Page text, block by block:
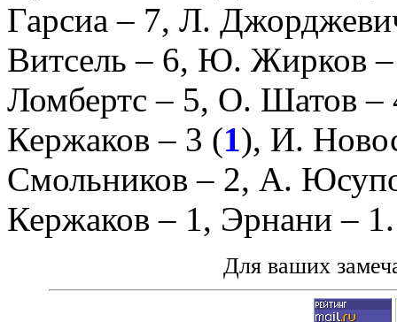
Гарсиа – 7, Л.
Витсель – 6, Ю. Жирков
Ломбертс – 5, О. Шатов –
Кержаков – 3 (1), И.
Смольников – 2, А.
Кержаков – 1, Эрнани – 1.
Для ваших